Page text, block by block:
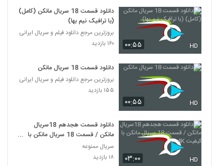
۰۰:۵۵ HD
دانلود قسمت 18 سریال مانکن (کامل)
(با ترافیک نیم بها)
بروزترین مرجع دانلود فیلم و سریال ایرانی
۱۶۰ بازدید
۰۰:۵۵ HD
دانلود قسمت 18 سریال مانکن
بروزترین مرجع دانلود فیلم و سریال ایرانی
۱۵۵ بازدید
۰۳:۰۰ HD
دانلود قسمت هجدهم 18سریال
مانکن / قسمت 18 سریال مانکن با
کیفیت 4K
سریال ممنوعه
۱۸ بازدید